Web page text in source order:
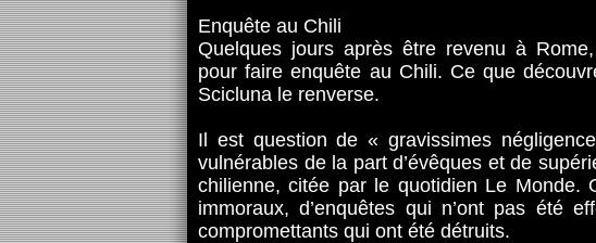
Enquête au Chili
Quelques jours après être revenu à
pour faire enquête au Chili. Ce que
Scicluna le renverse.
Il est question de « gravissimes
vulnérables de la part d’évêques et de
chilienne, citée par le quotidien Le Monde.
immoraux, d’enquêtes qui n’ont pas été
compromettants qui ont été détruits.